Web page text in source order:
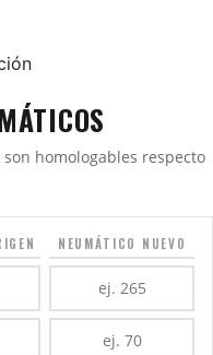
homologables respecto
NEUMÁTICO NUEVO